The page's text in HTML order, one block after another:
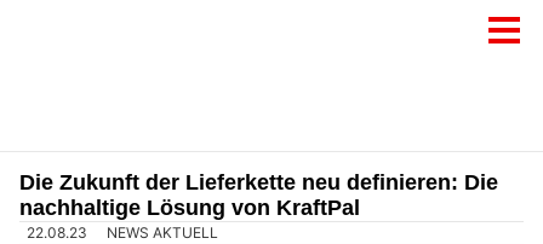
Die Zukunft der Lieferkette neu definieren: Die
nachhaltige Lösung von KraftPal
22.08.23 NEWS AKTUELL